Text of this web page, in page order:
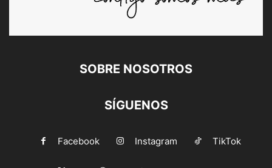
SOBRE NOSOTROS
SÍGUENOS
Facebook Instagram TikTok